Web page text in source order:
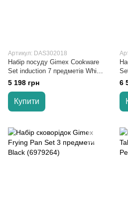
Артикул: DAS302018
Набір посуду Gimex Cookware
Set induction 7 предметів White
(6977221)
5 198 грн
Купити
6